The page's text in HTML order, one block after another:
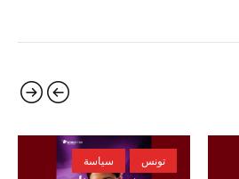
تونس سياسة